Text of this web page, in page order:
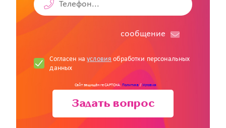
cообщение
Согласен наусловия обработки персональных
данных
Сайт защищён reCAPTCHA. Политика/Условия
Задать вопрос